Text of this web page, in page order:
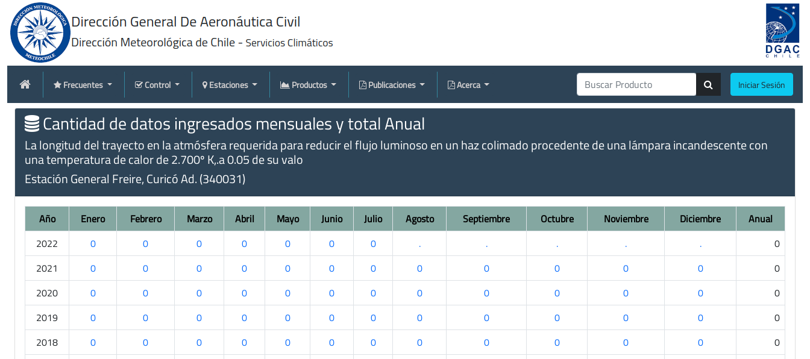
Frecuentes Control Estaciones Productos Publicaciones Acerca Iniciar Sesión
Cantidad de datos ingresados mensuales y total Anual
La longitud del trayecto en la atmósfera requerida para reducir el flujo luminoso en un haz colimado procedente de una lámpara incandescente con
una temperatura de calor de 2.700º K,.a 0.05 de su valo
Estación General Freire, Curicó Ad. (340031)
Año Enero Febrero Marzo Abril Mayo Junio Julio Agosto Septiembre Octubre Noviembre Diciembre
Anual
2022
0 0 0 0 0 0 0 . . . . .
0
2021
0 0 0 0 0 0 0 0 0 0 0 0
0
2020
0 0 0 0 0 0 0 0 0 0 0 0
0
2019
0 0 0 0 0 0 0 0 0 0 0 0
0
2018
0 0 0 0 0 0 0 0 0 0 0 0
0